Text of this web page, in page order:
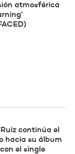
atmosférica
continúa el
hacia su álbum
el single